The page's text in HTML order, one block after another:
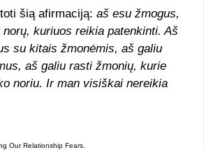
šią afirmaciją: aš esu žmogus,
kuriuos reikia patenkinti. Aš
su kitais žmonėmis, aš galiu
aš galiu rasti žmonių, kurie
noriu. Ir man visiškai nereikia
Our Relationship Fears.